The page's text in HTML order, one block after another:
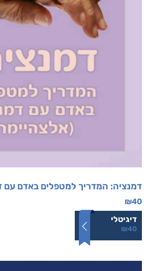
דמנציה: המדריך למטפלים באדם עם
₪40
דיגיטלי
₪40